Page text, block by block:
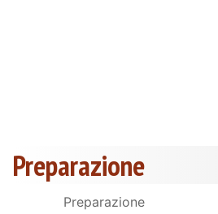
Preparazione
Preparazione